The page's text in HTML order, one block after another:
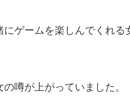
ゲームを楽しんでくれ
噂が上がっていました。